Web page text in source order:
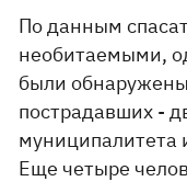
По данным
необитаемыми,
были
пострадавших -
муниципалитета
Еще четыре